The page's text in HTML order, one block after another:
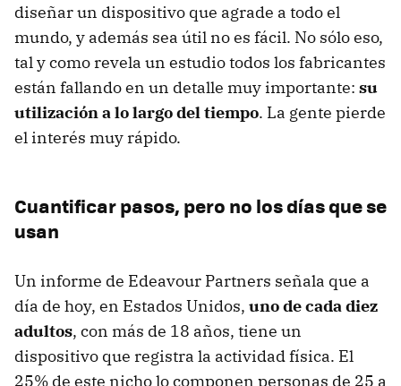
diseñar un dispositivo que agrade a todo el
mundo, y además sea útil no es fácil. No sólo eso,
tal y como revela un estudio todos los fabricantes
están fallando en un detalle muy importante: su
utilización a lo largo del tiempo. La gente pierde
el interés muy rápido.
Cuantificar pasos, pero no los días que se
usan
Un informe de Edeavour Partners señala que a
día de hoy, en Estados Unidos, uno de cada diez
adultos, con más de 18 años, tiene un
dispositivo que registra la actividad física. El
25% de este nicho lo componen personas de 25 a